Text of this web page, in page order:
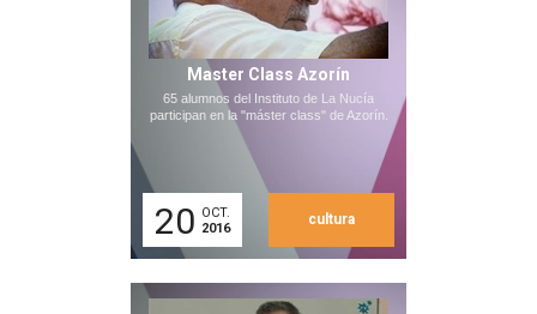
Master Class Azorín
65 alumnos del Instituto de La Nucía
participan en la "máster class" de Azorín.
20 OCT.
2016
cultura